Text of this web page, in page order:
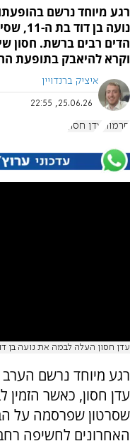
רגע מיוחד נרשם
נועה
הדים רבים ברשת. חסון
וקרא להיאבק בתופעת
איציק ברנדויין
25.06.26, 22:55
חרמות עדן חסון
עדן חסון העלה לבמה את נועה בן
רגע מיוחד נרשם
שסרטון שפרסמה על
האחרונים לחשיפה